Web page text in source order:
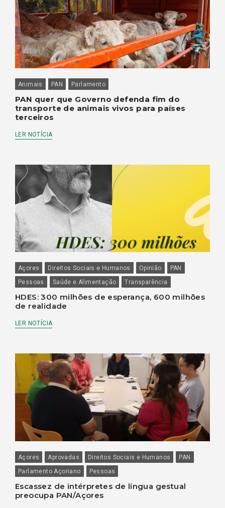
Animais PAN Parlamento
PAN quer que Governo defenda fim do
transporte de animais vivos para países
terceiros
LER NOTÍCIA
Açores Direitos Sociais e Humanos Opinião
PAN
Pessoas
Saúde e Alimentação Transparência
HDES: 300 milhões de esperança, 600 milhões
de realidade
LER NOTÍCIA
Açores Aprovadas Direitos Sociais e Humanos
PAN
Parlamento Açoriano
Pessoas
Escassez de intérpretes de língua gestual
preocupa PAN/Açores